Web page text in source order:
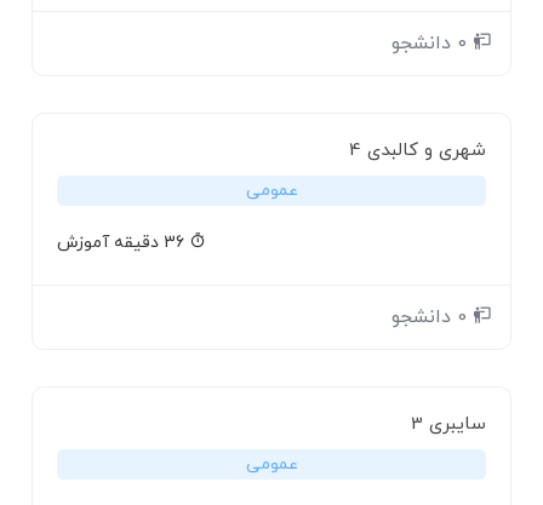
0 دانشجو
شهری و کالبدی 4
عمومی
0 دانشجو
سایبری 3
عمومی